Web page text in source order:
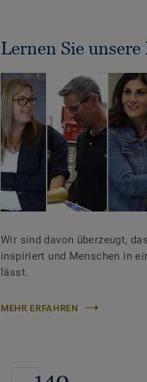
Lernen Sie
Wir sind davon überzeugt,
inspiriert und Menschen in
lässt.
MEHR ERFAHREN